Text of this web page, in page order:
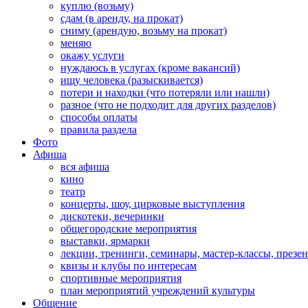
куплю (возьму)
сдам (в аренду, на прокат)
сниму (арендую, возьму на прокат)
меняю
окажу услуги
нуждаюсь в услугах (кроме вакансий)
ищу человека (разыскивается)
потери и находки (что потеряли или нашли)
разное (что не подходит для других разделов)
способы оплаты
правила раздела
Фото
Афиша
вся афиша
кино
театр
концерты, шоу, цирковые выступления
дискотеки, вечеринки
общегородские мероприятия
выставки, ярмарки
лекции, тренинги, семинары, мастер-классы,
квизы и клубы по интересам
спортивные мероприятия
план мероприятий учреждений культуры
Общение